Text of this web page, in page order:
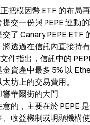
把模因幣 ETF 的布局
交一份與 PEPE 連動的
了 Canary PEPE ETF
透過在信託內直接持
件指出，信託中的
資產中最多 5% 以
坊上的交易費用。
華爾街的大門
的，主要在於 PEPE
收益機制或明顯機構